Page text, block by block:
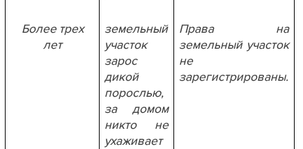
Более трех
лет
земельный
участок
зарос
дикой
порослью,
за домом
никто не
ухаживает
Права на
земельный участок
не
зарегистрированы.